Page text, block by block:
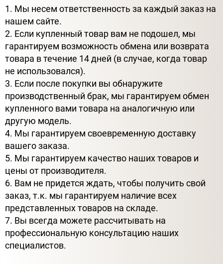
1. Мы несем ответственность за каждый заказ на
нашем сайте.
2. Если купленный товар вам не подошел, мы
гарантируем возможность обмена или возврата
товара в течение 14 дней (в случае, когда товар
не использовался).
3. Если после покупки вы обнаружите
производственный брак, мы гарантируем обмен
купленного вами товара на аналогичную или
другую модель.
4. Мы гарантируем своевременную доставку
вашего заказа.
5. Мы гарантируем качество наших товаров и
цены от производителя.
6. Вам не придется ждать, чтобы получить свой
заказ, т.к. мы гарантируем наличие всех
представленных товаров на складе.
7. Вы всегда можете рассчитывать на
профессиональную консультацию наших
специалистов.